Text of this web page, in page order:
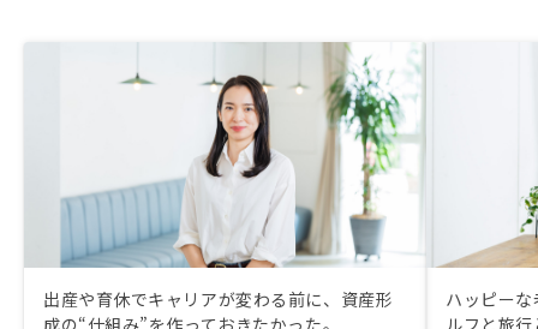
出産や育休でキャリアが変わる前に、資産形
成の“仕組み”を作っておきたかった。
ハッピー
ルフと旅